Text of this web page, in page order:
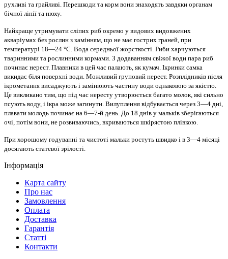
рухливі та грайливі. Перешкоди та корм вони знаходять завдяки органам
бічної лінії та нюху.
Найкраще утримувати сліпих риб окремо у видових видовжених
акваріумах без рослин з камінням, що не має гострих граней, при
температурі 18—24 °С. Вода середньої жорсткості. Риби харчуються
тваринними та рослинними кормами. З додаванням свіжої води пара риб
починає нерест. Плавники в цей час палають, як кумач. Ікринки самка
викидає біля поверхні води. Можливий груповий нерест. Розплідників після
ікрометання висаджують і замінюють частину води однаковою за якістю.
Це викликано тим, що під час нересту утворюється багато молок, які сильно
псують воду, і ікра може загинути. Вилуплення відбувається через 3—4 дні,
плавати молодь починає на 6—7-й день. До 18 днів у мальків зберігаються
очі, потім вони, не розвиваючись, вкриваються шкірястою плівкою.
При хорошому годуванні та чистоті мальки ростуть швидко і в 3—4 місяці
досягають статевої зрілості.
Інформація
Карта сайту
Про нас
Замовлення
Оплата
Доставка
Гарантія
Статті
Контакти